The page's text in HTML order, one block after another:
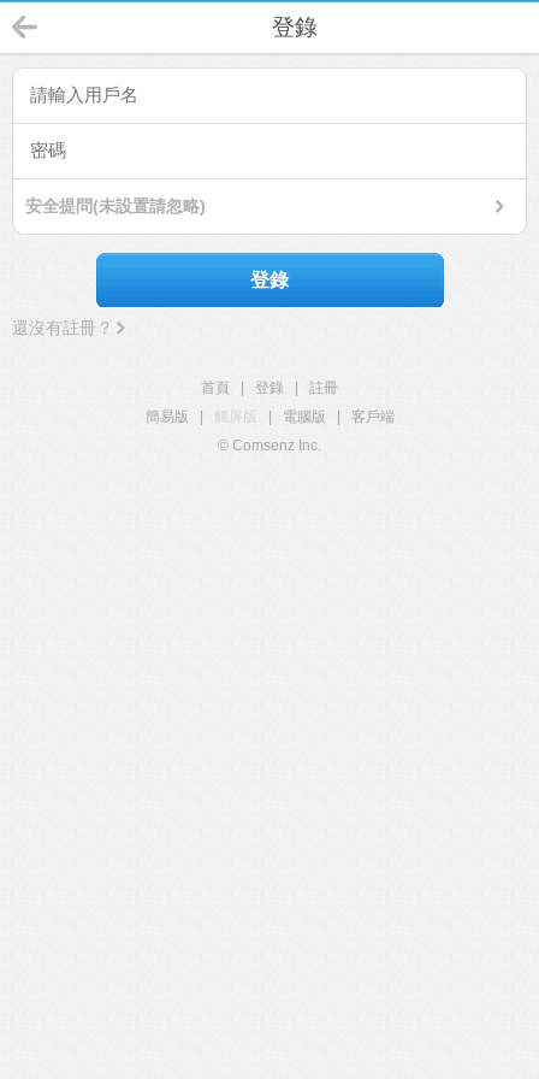
登錄
安全提問(未設置請忽略)
登錄
還沒有註冊？
首頁 登錄
註冊
簡易版
觸屏版 電腦版
客戶端
© Comsenz Inc.